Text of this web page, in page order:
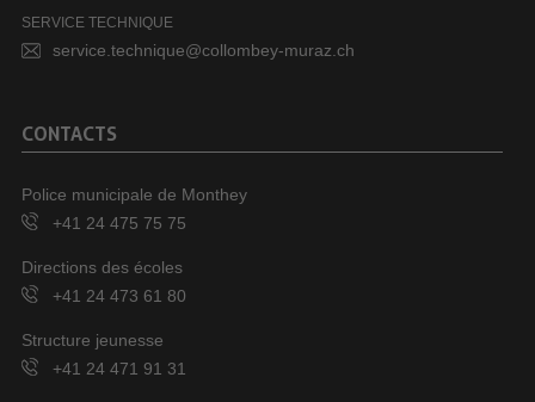
SERVICE TECHNIQUE
service.technique@collombey-muraz.ch
CONTACTS
Police municipale de Monthey
+41 24 475 75 75
Directions des écoles
+41 24 473 61 80
Structure jeunesse
+41 24 471 91 31